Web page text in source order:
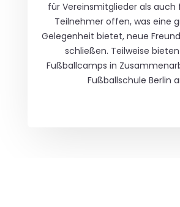
für Vereinsmitglieder als auch
Teilnehmer offen, was eine
Gelegenheit bietet, neue
schließen. Teilweise
Fußballcamps in
Fußballschule Berlin